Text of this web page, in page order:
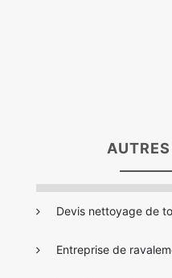
Devis nettoyage de
Entreprise de